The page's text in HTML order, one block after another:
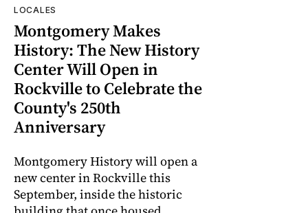
LOCALES
Montgomery Makes
History: The New History
Center Will Open in
Rockville to Celebrate the
County's 250th
Anniversary
Montgomery History will open a
new center in Rockville this
September, inside the historic